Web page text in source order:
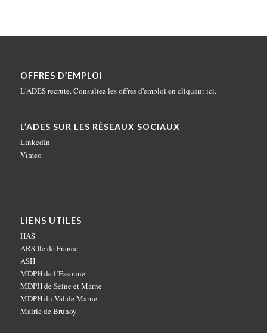
OFFRES D’EMPLOI
L'ADES recrute. Consultez les offres d'emploi en cliquant ici.
L’ADES SUR LES RÉSEAUX SOCIAUX
LinkedIn
Vimeo
LIENS UTILES
HAS
ARS Ile de France
ASH
MDPH de l’Essonne
MDPH de Seine et Marne
MDPH du Val de Marne
Mairie de Brunoy